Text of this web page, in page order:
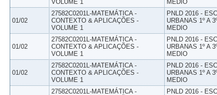
VOLUME 1
MEDIO
01/02
27582C0201L-MATEMÁTICA -
CONTEXTO & APLICAÇÕES -
VOLUME 1
PNLD 2016 -
URBANAS 1º A
MEDIO
01/02
27582C0201L-MATEMÁTICA -
CONTEXTO & APLICAÇÕES -
VOLUME 1
PNLD 2016 -
URBANAS 1º A
MEDIO
01/02
27582C0201L-MATEMÁTICA -
CONTEXTO & APLICAÇÕES -
VOLUME 1
PNLD 2016 -
URBANAS 1º A
MEDIO
27582C0201L-MATEMÁTICA -
PNLD 2016 -